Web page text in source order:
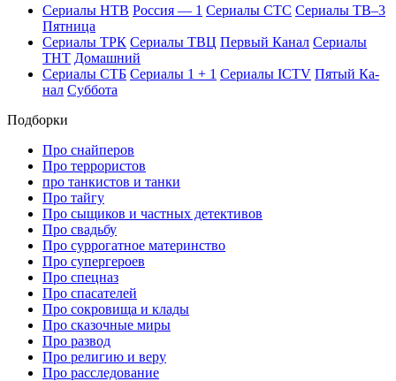
Се­риа­лы НТВ Рос­сия — 1 Се­риа­лы СТС Се­риа­лы ТВ–3
Пят­ни­ца
Се­риа­лы ТРК Се­риа­лы ТВЦ Пер­вый Ка­нал Се­риа­лы
ТНТ До­маш­ний
Се­риа­лы СТБ Се­риа­лы 1 + 1 Се­риа­лы ICTV Пя­тый Ка­
нал Суб­бо­та
Подборки
Про снайперов
Про террористов
про танкистов и танки
Про тайгу
Про сыщиков и частных детективов
Про свадьбу
Про суррогатное материнство
Про супергероев
Про спецназ
Про спасателей
Про сокровища и клады
Про сказочные миры
Про развод
Про религию и веру
Про расследование